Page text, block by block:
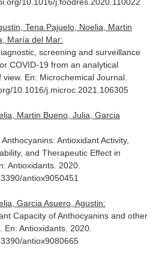
Tena Pajuelo, Noelia, Martin
María del Mar:
screening and surveillance
COVID-19 from an analytical
En: Microchemical Journal.
10.1016/j.microc.2021.106305
Martin Bueno, Julia, Garcia
Antioxidant Activity,
and Therapeutic Effect in
Antioxidants. 2020.
antiox9050451
Garcia Asuero, Agustin:
Capacity of Anthocyanins and other
En: Antioxidants. 2020.
antiox9080665